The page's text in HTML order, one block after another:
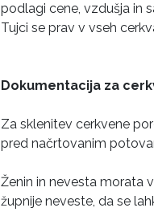
podlagi cene, vzdušja in
Tujci se prav v vseh
Dokumentacija za
Za sklenitev cerkvene
pred načrtovanim
Ženin in nevesta morata
župnije neveste, da se